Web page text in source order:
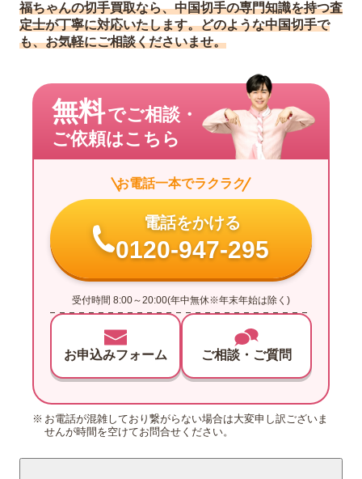
福ちゃんの切手買取なら、中国切手の専門知識を持つ査
定士が丁寧に対応いたします。どのような中国切手で
も、お気軽にご相談くださいませ。
無料でご相談・
ご依頼はこちら
お電話一本でラクラク
電話をかける
0120-947-295
受付時間 8:00～20:00(年中無休※年末年始は除く)
お申込みフォーム ご相談・ご質問
お電話が混雑しており繋がらない場合は大変申し訳ございま
せんが時間を空けてお問合せください。